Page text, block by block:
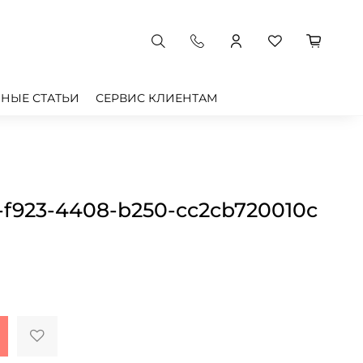
СТАТЬИ СЕРВИС КЛИЕНТАМ
f923-4408-b250-cc2cb720010c